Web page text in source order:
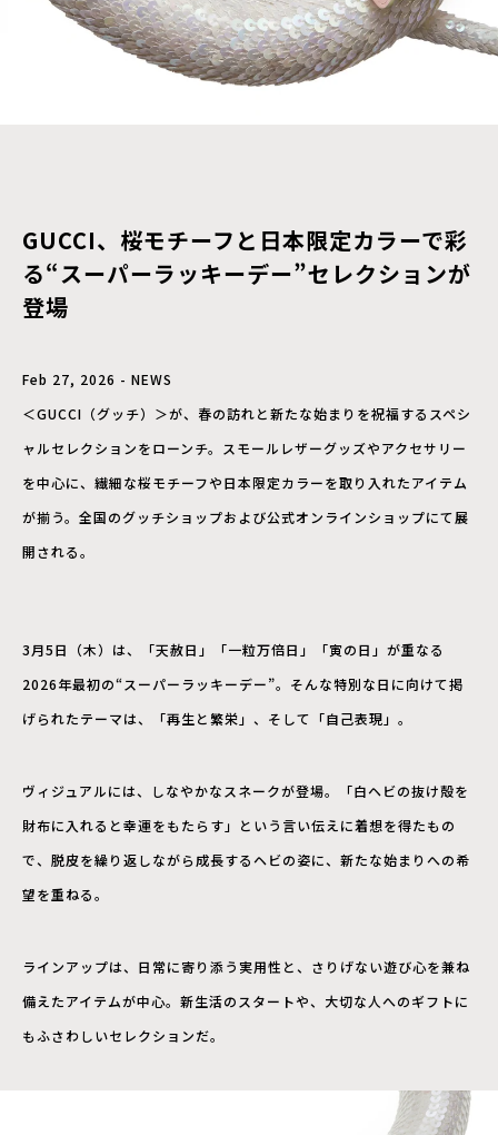
GUCCI、桜モチーフと日本限定カラーで彩
る“スーパーラッキーデー”セレクションが
登場
Feb 27, 2026 - NEWS
＜GUCCI（グッチ）＞が、春の訪れと新たな始まりを祝福するスペシ
ャルセレクションをローンチ。スモールレザーグッズやアクセサリー
を中心に、繊細な桜モチーフや日本限定カラーを取り入れたアイテム
が揃う。全国のグッチショップおよび公式オンラインショップにて展
開される。
3月5日（木）は、「天赦日」「一粒万倍日」「寅の日」が重なる
2026年最初の“スーパーラッキーデー”。そんな特別な日に向けて掲
げられたテーマは、「再生と繁栄」、そして「自己表現」。
ヴィジュアルには、しなやかなスネークが登場。「白ヘビの抜け殻を
財布に入れると幸運をもたらす」という言い伝えに着想を得たもの
で、脱皮を繰り返しながら成長するヘビの姿に、新たな始まりへの希
望を重ねる。
ラインアップは、日常に寄り添う実用性と、さりげない遊び心を兼ね
備えたアイテムが中心。新生活のスタートや、大切な人へのギフトに
もふさわしいセレクションだ。